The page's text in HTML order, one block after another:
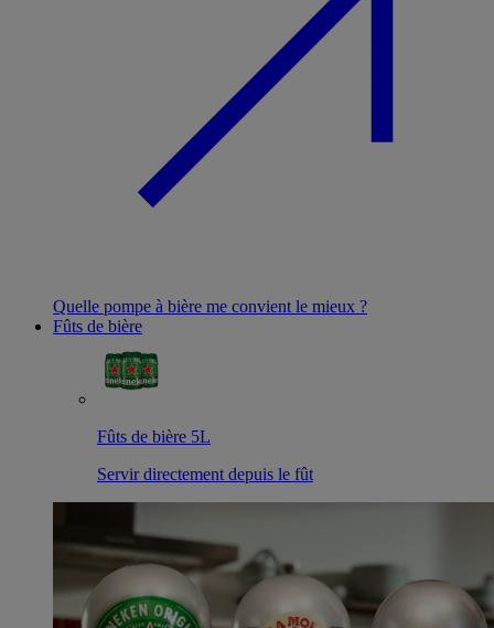
Quelle pompe à bière me convient le mieux ?
Fûts de bière
Fûts de bière 5L
Servir directement depuis le fût